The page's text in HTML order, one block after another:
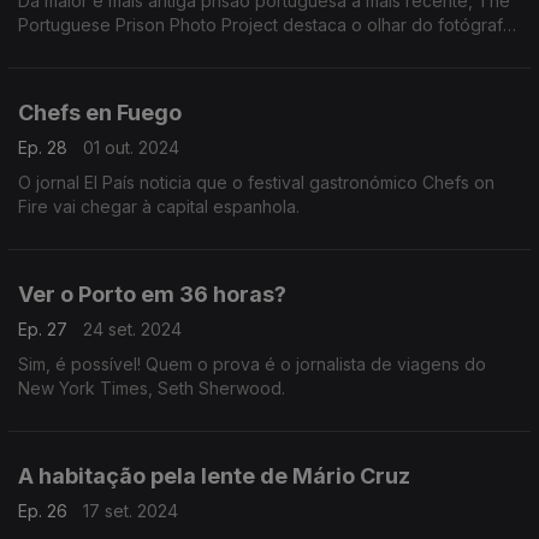
Portuguese Prison Photo Project destaca o olhar do fotógrafo
Chefs en Fuego
Ep. 28
01 out. 2024
O jornal El País noticia que o festival gastronómico Chefs on
Fire vai chegar à capital espanhola.
Ver o Porto em 36 horas?
Ep. 27
24 set. 2024
Sim, é possível! Quem o prova é o jornalista de viagens do
New York Times, Seth Sherwood.
A habitação pela lente de Mário Cruz
Ep. 26
17 set. 2024